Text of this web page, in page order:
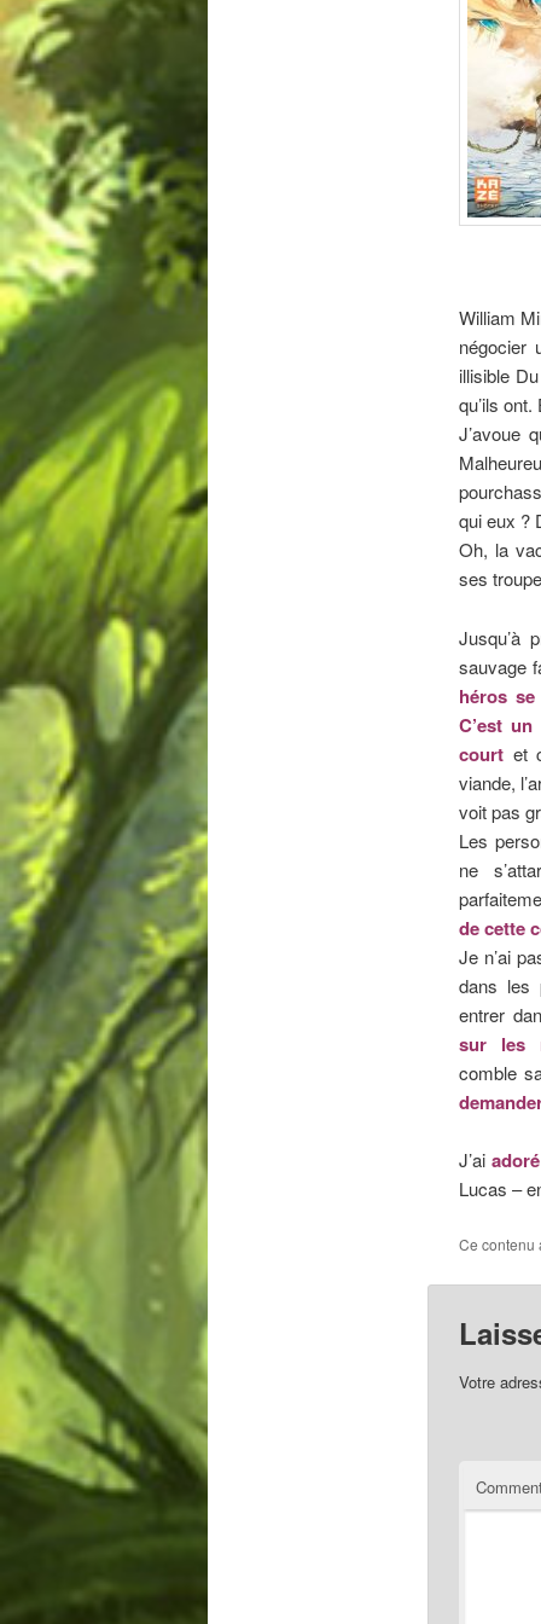
William
négocier
illisible
qu’ils
J’avoue
qui eux ?
Oh, la
ses
Jusqu’à
sauvage
héros
C’est
courtet
viande,
voit pas
Les
ne
de cette
Je n’ai
dans les
entrer
sur les
comble
J’ai
Lucas –
Ce contenu
Votre